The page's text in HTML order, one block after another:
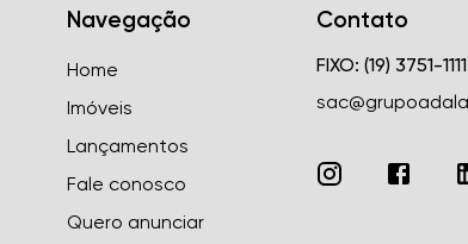
Navegação
Home
Imóveis
Lançamentos
Fale conosco
Quero anunciar
Contato
FIXO: (19) 3751-1111